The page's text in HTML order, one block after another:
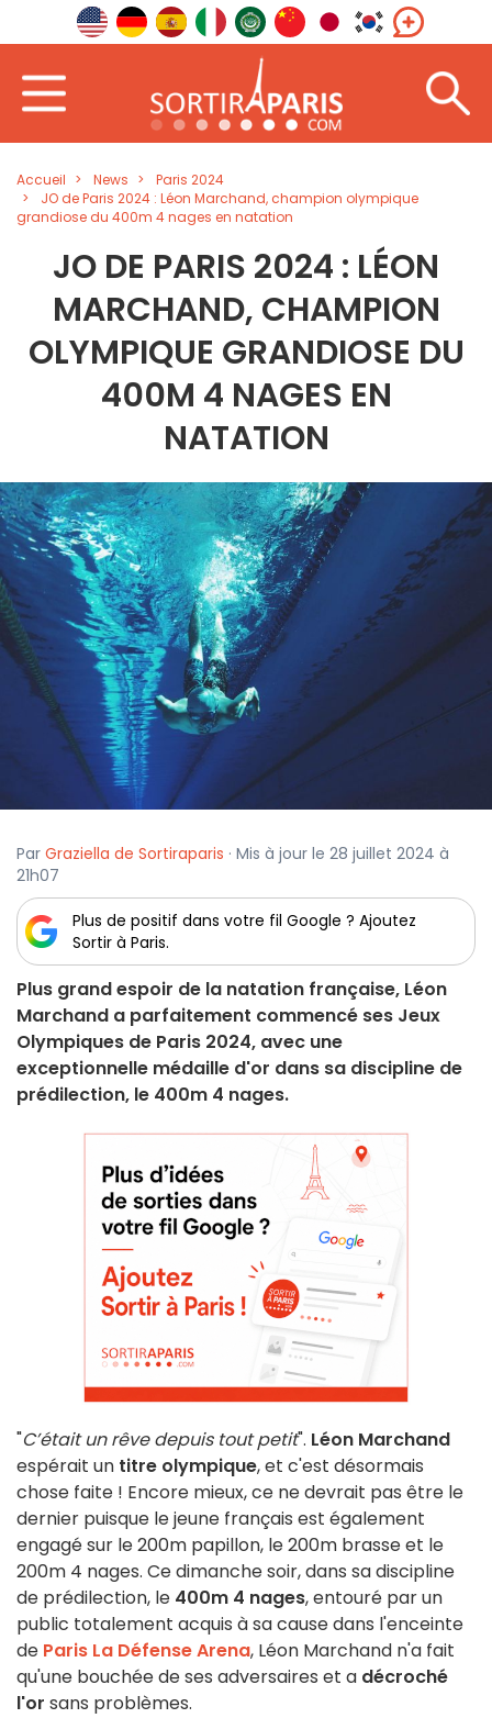
Accueil News
Paris 2024
JO de Paris 2024 : Léon Marchand, champion olympique
grandiose du 400m 4 nages en natation
JO DE PARIS 2024 : LÉON
MARCHAND, CHAMPION
OLYMPIQUE GRANDIOSE DU
400M 4 NAGES EN
NATATION
Par Graziella de Sortiraparis · Mis à jour le 28 juillet 2024 à
21h07
Plus de positif dans votre fil Google ? Ajoutez
Sortir à Paris.
Plus grand espoir de la natation française, Léon
Marchand a parfaitement commencé ses Jeux
Olympiques de Paris 2024, avec une
exceptionnelle médaille d'or dans sa discipline de
prédilection, le 400m 4 nages.
"C’était un rêve depuis tout petit". Léon Marchand
espérait un titre olympique, et c'est désormais
chose faite ! Encore mieux, ce ne devrait pas être le
dernier puisque le jeune français est également
engagé sur le 200m papillon, le 200m brasse et le
200m 4 nages. Ce dimanche soir, dans sa discipline
de prédilection, le 400m 4 nages, entouré par un
public totalement acquis à sa cause dans l'enceinte
de Paris La Défense Arena, Léon Marchand n'a fait
qu'une bouchée de ses adversaires et a décroché
l'or sans problèmes.